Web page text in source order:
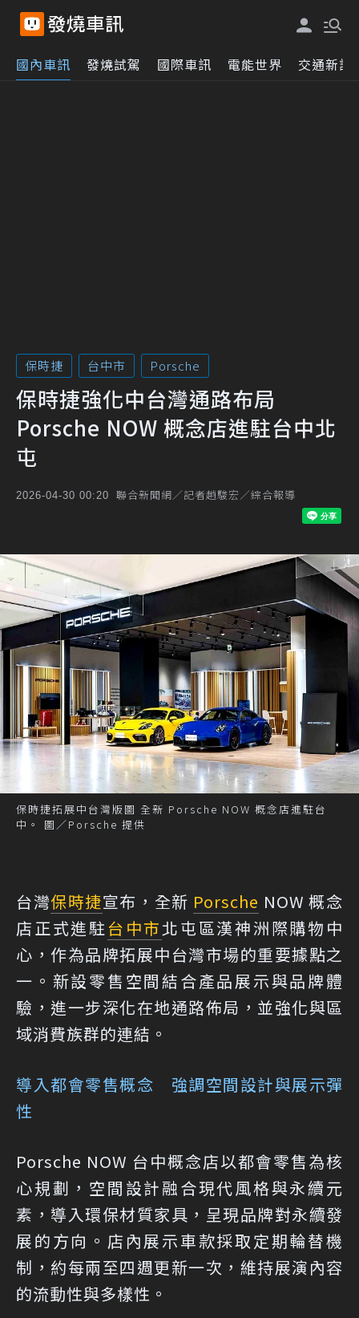
國內車訊 發燒試駕 國際車訊 電能世界 交通新訊
保時捷 台中市 Porsche
保時捷強化中台灣通路布局
Porsche NOW 概念店進駐台中北
屯
2026-04-30 00:20 聯合新聞網／記者趙駿宏／綜合報導
保時捷拓展中台灣版圖 全新 Porsche NOW 概念店進駐台
中。 圖／Porsche 提供
台灣保時捷宣布，全新 Porsche NOW 概念
店正式進駐台中市北屯區漢神洲際購物中
心，作為品牌拓展中台灣市場的重要據點之
一。新設零售空間結合產品展示與品牌體
驗，進一步深化在地通路佈局，並強化與區
域消費族群的連結。
導入都會零售概念 強調空間設計與展示彈
性
Porsche NOW 台中概念店以都會零售為核
心規劃，空間設計融合現代風格與永續元
素，導入環保材質家具，呈現品牌對永續發
展的方向。店內展示車款採取定期輪替機
制，約每兩至四週更新一次，維持展演內容
的流動性與多樣性。